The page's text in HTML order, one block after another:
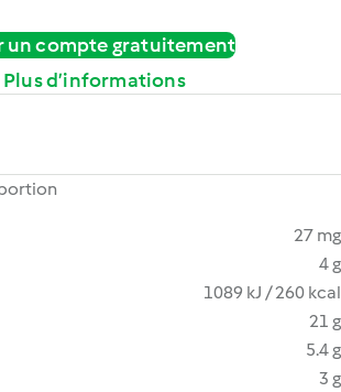
un compte gratuitement
Plus d’informations
27 mg
4 g
1089 kJ / 260 kcal
21 g
5.4 g
3 g